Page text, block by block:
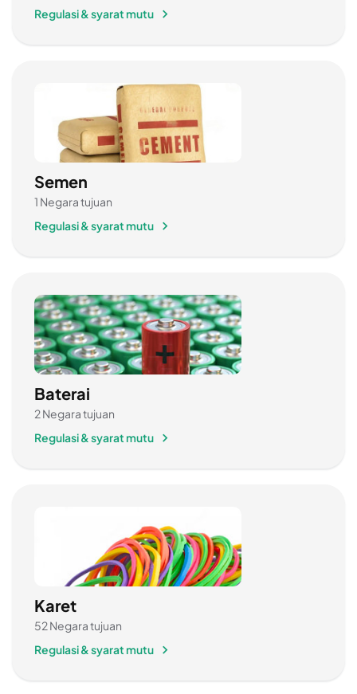
Regulasi & syarat mutu
Semen
1 Negara tujuan
Regulasi & syarat mutu
Baterai
2 Negara tujuan
Regulasi & syarat mutu
Karet
52 Negara tujuan
Regulasi & syarat mutu